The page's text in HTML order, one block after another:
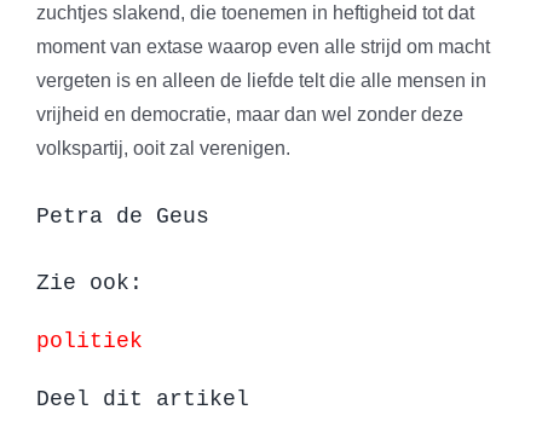
zuchtjes slakend, die toenemen in heftigheid tot dat
moment van extase waarop even alle strijd om macht
vergeten is en alleen de liefde telt die alle mensen in
vrijheid en democratie, maar dan wel zonder deze
volkspartij, ooit zal verenigen.
Petra de Geus
Zie ook:
politiek
Deel dit artikel